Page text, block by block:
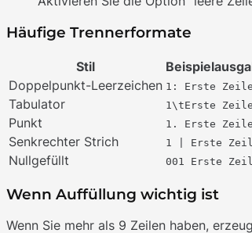
Häufige Trennerformate
Stil
Doppelpunkt-Leerzeichen 1: Erste Zeile
Tabulator
1\tErste Zeile
Punkt
1. Erste Zeile
Senkrechter Strich
1 | Erste
Nullgefüllt
001 Erste
Wenn Auffüllung wichtig ist
Wenn Sie mehr als 9 Zeilen haben,